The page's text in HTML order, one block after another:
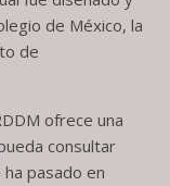
de México, la
de
ofrece una
consultar
pasado en